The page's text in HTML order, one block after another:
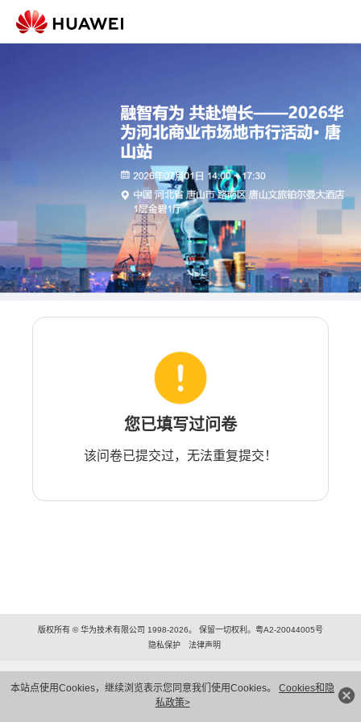
本站点使用Cookies，继续浏览表示您同意我们使用Cookies。 Cookies和隐
私政策>
您已填写过问卷
该问卷已提交过，无法重复提交！
版权所有 © 华为技术有限公司 1998-2026。 保留一切权利。粤A2-20044005号
隐私保护
法律声明